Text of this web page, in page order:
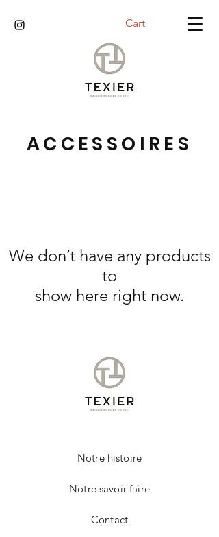
Cart
ACCESSOIRES
We don’t have any products
to
show here right now.
Notre histoire
Notre savoir-faire
Contact